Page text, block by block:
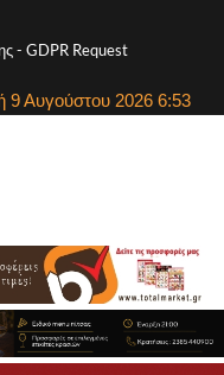
- GDPR Request
9 Αυγούστου 2026 6:53